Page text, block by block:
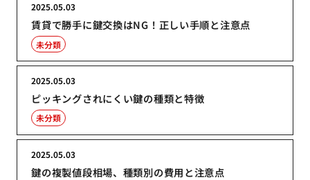
賃貸で勝手に鍵交換はNG！正しい手順と注意点
2025.05.03
未分類
ピッキングされにくい鍵の種類と特徴
2025.05.03
未分類
鍵の複製値段相場、種類別の費用と注意点
2025.05.03